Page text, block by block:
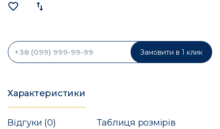
favorite_border import_export
Замовити в 1 клик
Характеристики
Відгуки (0) Таблиця розмірів